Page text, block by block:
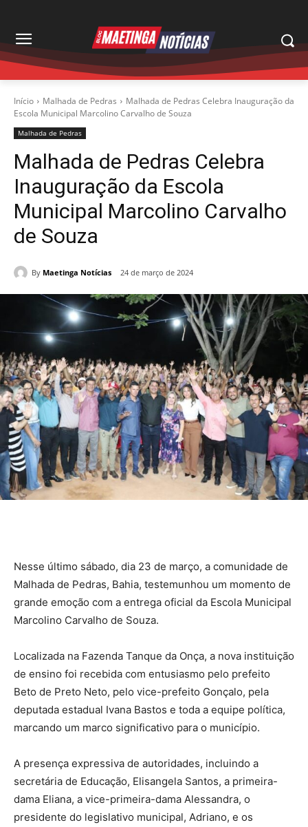
Início Malhada de Pedras
Malhada de Pedras Celebra Inauguração da
Escola Municipal Marcolino Carvalho de Souza
Malhada de Pedras
Malhada de Pedras Celebra
Inauguração da Escola
Municipal Marcolino Carvalho
de Souza
By Maetinga Notícias 24 de março de 2024
Nesse último sábado, dia 23 de março, a comunidade de
Malhada de Pedras, Bahia, testemunhou um momento de
grande emoção com a entrega oficial da Escola Municipal
Marcolino Carvalho de Souza.
Localizada na Fazenda Tanque da Onça, a nova instituição
de ensino foi recebida com entusiasmo pelo prefeito
Beto de Preto Neto, pelo vice-prefeito Gonçalo, pela
deputada estadual Ivana Bastos e toda a equipe política,
marcando um marco significativo para o município.
A presença expressiva de autoridades, incluindo a
secretária de Educação, Elisangela Santos, a primeira-
dama Eliana, a vice-primeira-dama Alessandra, o
presidente do legislativo municipal, Adriano, e os